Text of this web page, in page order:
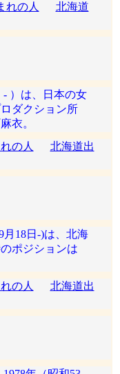
れの人
北海道
- ）は、日本の女
ダクション所
衣。
の人
北海道出
月18日-)は、北海
ポジションは
の人
北海道出